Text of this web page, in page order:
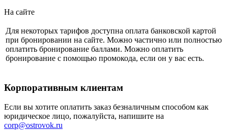
На сайте
Для некоторых тарифов доступна оплата банковской картой
при бронировании на сайте. Можно частично или полностью
оплатить бронирование баллами. Можно оплатить
бронирование с помощью промокода, если он у вас есть.
Корпоративным клиентам
Если вы хотите оплатить заказ безналичным способом как
юридическое лицо, пожалуйста, напишите на
corp@ostrovok.ru